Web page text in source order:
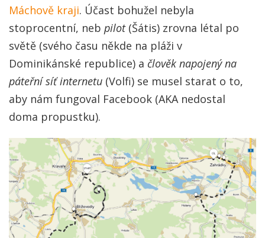
Máchově kraji. Účast bohužel nebyla
stoprocentní, neb pilot(Šátis) zrovna létal po
světě (svého času někde na pláži v
Dominikánské republice) a člověk napojený na
páteřní síť internetu (Volfi) se musel starat o to,
aby nám fungoval Facebook (AKA nedostal
doma propustku).